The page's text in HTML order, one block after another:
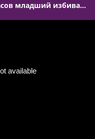
На самом деле 21.07.2020 - Алибасов младший избивает отца